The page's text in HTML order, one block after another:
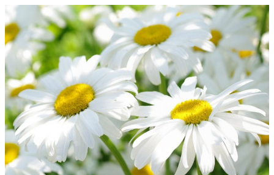
Перейти
к
содержимому